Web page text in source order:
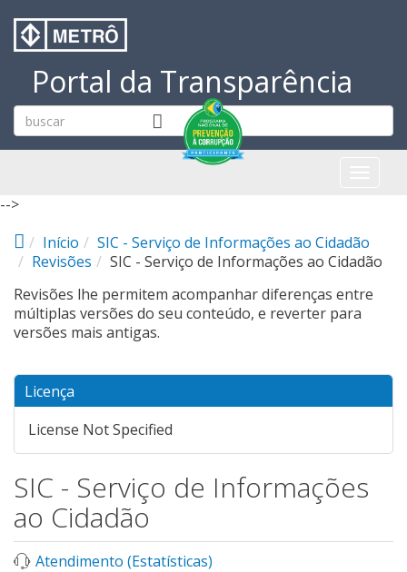
Portal da Transparência
-->
Início
SIC - Serviço de Informações ao Cidadão
Revisões
SIC - Serviço de Informações ao Cidadão
Revisões lhe permitem acompanhar diferenças entre
múltiplas versões do seu conteúdo, e reverter para
versões mais antigas.
Licença
License Not Specified
SIC - Serviço de Informações
ao Cidadão
Atendimento (Estatísticas)